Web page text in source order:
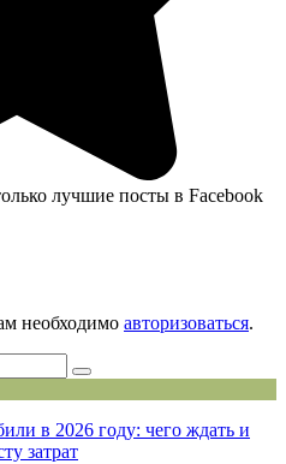
лучшие посты в Facebook
необходимо авторизоваться.
в 2026 году: чего ждать и
затрат